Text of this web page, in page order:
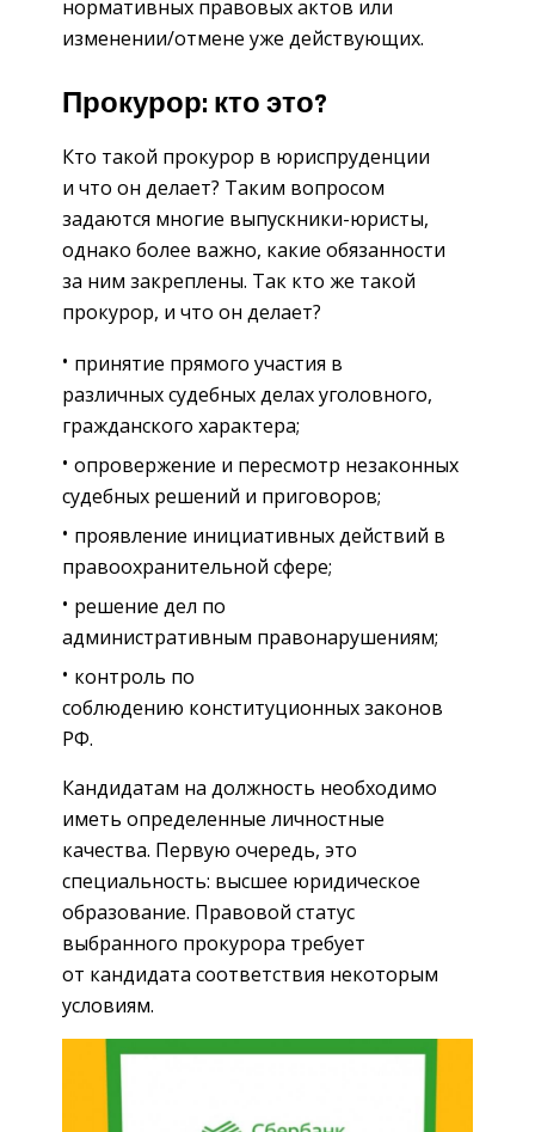
нормативных правовых актов или
изменении/отмене уже действующих.
Прокурор: кто это?
Кто такой прокурор в юриспруденции
и что он делает? Таким вопросом
задаются многие выпускники-юристы,
однако более важно, какие обязанности
за ним закреплены. Так кто же такой
прокурор, и что он делает?
принятие прямого участия в
различных судебных делах уголовного,
гражданского характера;
опровержение и пересмотр незаконных
судебных решений и приговоров;
проявление инициативных действий в
правоохранительной сфере;
решение дел по
административным правонарушениям;
контроль по
соблюдению конституционных законов
РФ.
Кандидатам на должность необходимо
иметь определенные личностные
качества. Первую очередь, это
специальность: высшее юридическое
образование. Правовой статус
выбранного прокурора требует
от кандидата соответствия некоторым
условиям.